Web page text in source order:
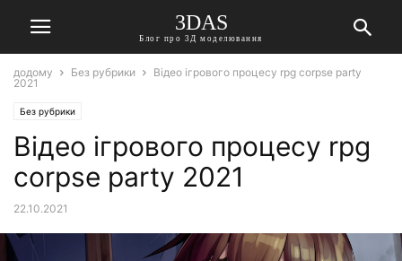
3DAS
Блог про 3Д моделювання
додому Без рубрики
Відео ігрового процесу rpg corpse party
2021
Без рубрики
Відео ігрового процесу rpg
corpse party 2021
22.10.2021